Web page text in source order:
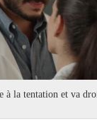
à la tentation et va